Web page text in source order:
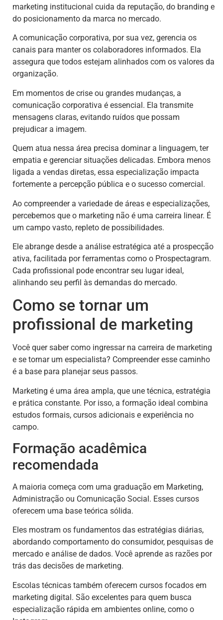
marketing institucional cuida da reputação, do branding e
do posicionamento da marca no mercado.
A comunicação corporativa, por sua vez, gerencia os
canais para manter os colaboradores informados. Ela
assegura que todos estejam alinhados com os valores da
organização.
Em momentos de crise ou grandes mudanças, a
comunicação corporativa é essencial. Ela transmite
mensagens claras, evitando ruídos que possam
prejudicar a imagem.
Quem atua nessa área precisa dominar a linguagem, ter
empatia e gerenciar situações delicadas. Embora menos
ligada a vendas diretas, essa especialização impacta
fortemente a percepção pública e o sucesso comercial.
Ao compreender a variedade de áreas e especializações,
percebemos que o marketing não é uma carreira linear. É
um campo vasto, repleto de possibilidades.
Ele abrange desde a análise estratégica até a prospecção
ativa, facilitada por ferramentas como o Prospectagram.
Cada profissional pode encontrar seu lugar ideal,
alinhando seu perfil às demandas do mercado.
Como se tornar um
profissional de marketing
Você quer saber como ingressar na carreira de marketing
e se tornar um especialista? Compreender esse caminho
é a base para planejar seus passos.
Marketing é uma área ampla, que une técnica, estratégia
e prática constante. Por isso, a formação ideal combina
estudos formais, cursos adicionais e experiência no
campo.
Formação acadêmica
recomendada
A maioria começa com uma graduação em Marketing,
Administração ou Comunicação Social. Esses cursos
oferecem uma base teórica sólida.
Eles mostram os fundamentos das estratégias diárias,
abordando comportamento do consumidor, pesquisas de
mercado e análise de dados. Você aprende as razões por
trás das decisões de marketing.
Escolas técnicas também oferecem cursos focados em
marketing digital. São excelentes para quem busca
especialização rápida em ambientes online, como o